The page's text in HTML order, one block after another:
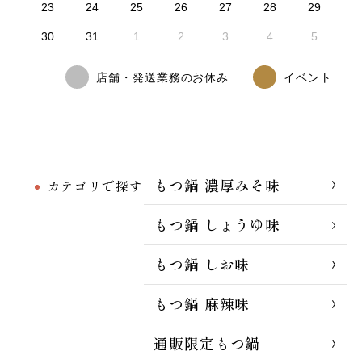
カテゴリで探す
もつ鍋 濃厚みそ味
もつ鍋 しょうゆ味
もつ鍋 しお味
もつ鍋 麻辣味
通販限定もつ鍋
23 24 25 26 27 28 29
30 31 1 2 3 4 5
店舗・発送業務のお休み イベント